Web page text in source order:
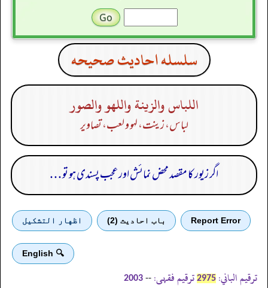
سلسله احاديث صحيحه
اللباس والزينة واللهو والصور
لباس، زینت، لہو و لعب، تصاویر
اگر زیور کا مقصد محض نمائش اور عجب پسندی ہو تو . . .
Report Error باب احادیث (2) اظهار التشكيل
🔍 English
ترقیم الباني: 2975 ترقیم فقہی: --
2003